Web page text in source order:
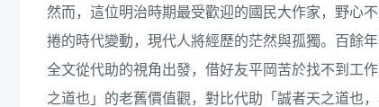
然而，這位明治時期最受歡迎的國民大作家，野心
捲的時代變動，現代人將經歷的茫然與孤獨。百餘
全文從代助的視角出發，借好友平岡苦於找不到工
之道也」的老舊價值觀，對比代助「誠者天之道也